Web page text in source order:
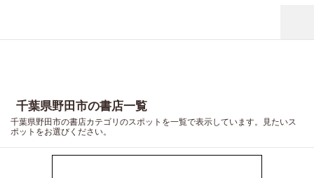
千葉県野田市の書店一覧
千葉県野田市の書店カテゴリのスポットを一覧で表示しています。見たいス
ポットをお選びください。
3